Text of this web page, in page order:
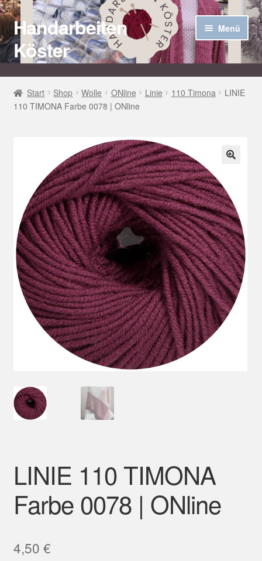
Zur
Navigation
springen
Zum
Inhalt
springen
Handarbeiten
Köster
Menü
Startseite
Über uns
Häkel Techniken
Shop
Kasse
Mein Konto
Start Shop Wolle ONline Linie 110 Timona
LINIE
110 TIMONA Farbe 0078 | ONline
LINIE 110 TIMONA
Farbe 0078 | ONline
4,50 €